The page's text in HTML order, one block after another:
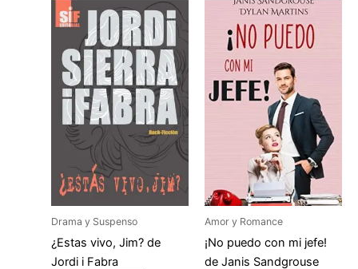
Drama y Suspenso
¿Estas vivo, Jim? de
Jordi i Fabra
Amor y Romance
¡No puedo con mi jefe!
de Janis Sandgrouse